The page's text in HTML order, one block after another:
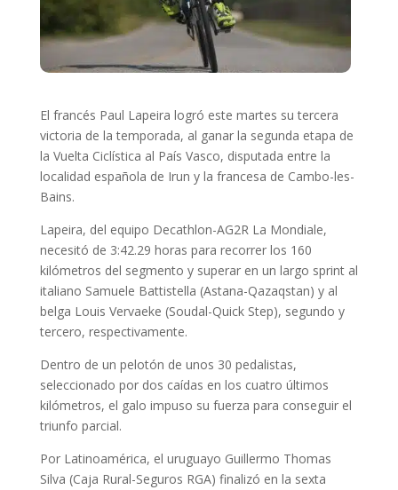
El francés Paul Lapeira logró este martes su tercera
victoria de la temporada, al ganar la segunda etapa de
la Vuelta Ciclística al País Vasco, disputada entre la
localidad española de Irun y la francesa de Cambo-les-
Bains.
Lapeira, del equipo Decathlon-AG2R La Mondiale,
necesitó de 3:42.29 horas para recorrer los 160
kilómetros del segmento y superar en un largo sprint al
italiano Samuele Battistella (Astana-Qazaqstan) y al
belga Louis Vervaeke (Soudal-Quick Step), segundo y
tercero, respectivamente.
Dentro de un pelotón de unos 30 pedalistas,
seleccionado por dos caídas en los cuatro últimos
kilómetros, el galo impuso su fuerza para conseguir el
triunfo parcial.
Por Latinoamérica, el uruguayo Guillermo Thomas
Silva (Caja Rural-Seguros RGA) finalizó en la sexta